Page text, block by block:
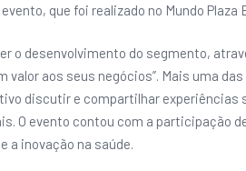
que foi realizado no Mundo Plaza
o desenvolvimento do segmento,
aos seus negócios”. Mais uma
discutir e compartilhar
O evento contou com a participação
a inovação na saúde.